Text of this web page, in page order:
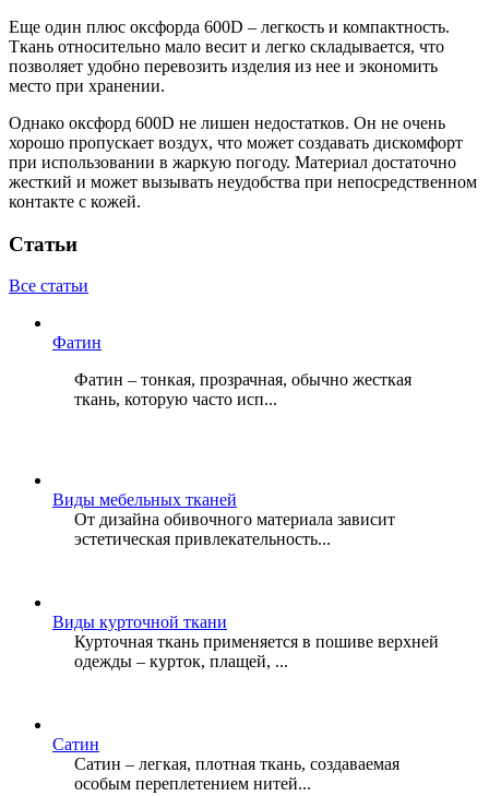
Еще один плюс оксфорда 600D – легкость и компактность.
Ткань относительно мало весит и легко складывается, что
позволяет удобно перевозить изделия из нее и экономить
место при хранении.
Однако оксфорд 600D не лишен недостатков. Он не очень
хорошо пропускает воздух, что может создавать дискомфорт
при использовании в жаркую погоду. Материал достаточно
жесткий и может вызывать неудобства при непосредственном
контакте с кожей.
Статьи
Все статьи
Фатин
Фатин – тонкая, прозрачная, обычно жесткая
ткань, которую часто исп...
Виды мебельных тканей
От дизайна обивочного материала зависит
эстетическая привлекательность...
Виды курточной ткани
Курточная ткань применяется в пошиве верхней
одежды – курток, плащей, ...
Сатин
Сатин – легкая, плотная ткань, создаваемая
особым переплетением нитей...